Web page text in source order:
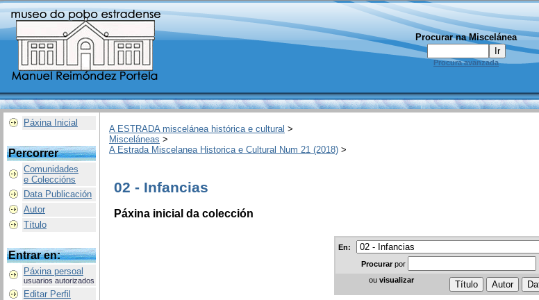
Procurar na Miscelánea
Procura avanzada
Páxina Inicial
Percorrer
Comunidades
e Coleccións
Data Publicación
Autor
Título
Entrar en:
Páxina persoal
usuarios autorizados
Editar Perfil
A ESTRADA miscelánea histórica e cultural >
Misceláneas >
A Estrada Miscelanea Historica e Cultural Num 21 (2018) >
02 - Infancias
Páxina inicial da colección
En:
Procurar por
ou visualizar